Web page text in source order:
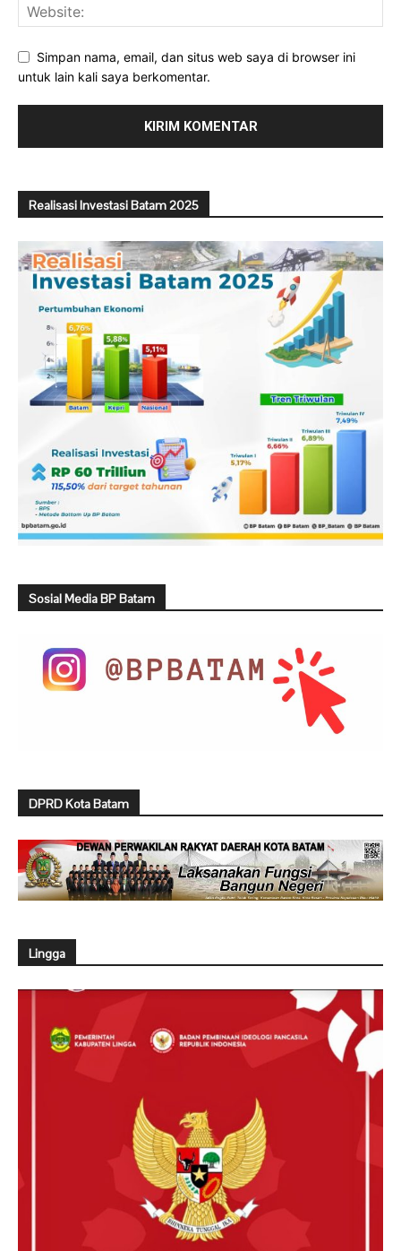
Simpan nama, email, dan situs web saya di browser ini
untuk lain kali saya berkomentar.
Realisasi Investasi Batam 2025
Sosial Media BP Batam
DPRD Kota Batam
Lingga